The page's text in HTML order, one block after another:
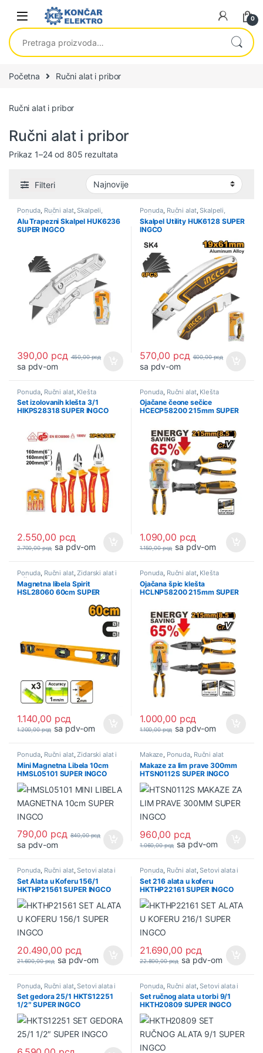
Skip to navigation
Skip to content
0
Pretraga za:
Početna Ručni alat i pribor
Ručni alat i pribor
Ručni alat i pribor
Prikaz 1–24 od 805 rezultata
Filteri
Ponuda, Ručni alat,Skalpeli,
noževi i sečiva
Alu Trapezni Skalpel HUK6236
SUPER INGCO
390,00 рсд 450,00рсд
sa pdv-om
Ponuda, Ručni alat,Skalpeli,
noževi i sečiva
Skalpel Utility HUK6128 SUPER
INGCO
570,00 рсд 600,00рсд
sa pdv-om
Ponuda Ručni alat, Klešta
Set izolovanih klešta 3/1
HIKPS28318 SUPER INGCO
2.550,00 рсд
2.700,00рсд sa pdv-om
Ponuda Ručni alat, Klešta
Ojačane čeone sečice
HCECP58200 215mm SUPER
1.090,00 рсд
1.150,00рсд sa pdv-om
Ponuda, Ručni alat,Zidarski alat i
pribor
Magnetna libela Spirit
HSL28060 60cm SUPER
1.140,00 рсд
1.200,00рсд sa pdv-om
Ponuda, Ručni alat, Klešta
Ojačana špic klešta
HCLNP58200 215mm SUPER
1.000,00 рсд
1.100,00рсд sa pdv-om
Ponuda, Ručni alat,Zidarski alat i
pribor
Mini Magnetna Libela 10cm
HMSL05101 SUPER INGCO
790,00 рсд 840,00рсд
sa pdv-om
Makaze, Ponuda, Ručni alat
Makaze za lim prave 300mm
HTSN0112S SUPER INGCO
960,00 рсд
1.060,00рсд sa pdv-om
Ponuda, Ručni alat,Setovi alata i
ključeva
Set Alata u Koferu 156/1
HKTHP21561 SUPER INGCO
20.490,00 рсд
21.600,00рсд sa pdv-om
Ponuda, Ručni alat,Setovi alata i
ključeva
Set 216 alata u koferu
HKTHP22161 SUPER INGCO
21.690,00 рсд
22.800,00рсд sa pdv-om
Ponuda Ručni alat,Setovi alata i
ključeva
Set gedora 25/1 HKTS12251
1/2″ SUPER INGCO
Ponuda Ručni alat,Setovi alata i
ključeva
Set ručnog alata u torbi 9/1
HKTH20809 SUPER INGCO